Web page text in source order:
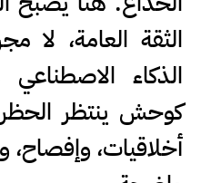
الثقة العامة، لا
الذكاء
كوحش ينتظر
أخلاقيات، وإفصاح،